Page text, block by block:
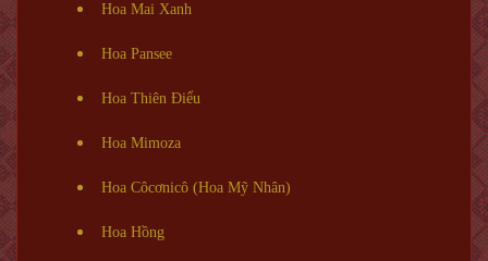
Hoa Mai Xanh
Hoa Pansee
Hoa Thiên Điểu
Hoa Mimoza
Hoa Côcơnicô (Hoa Mỹ Nhân)
Hoa Hồng